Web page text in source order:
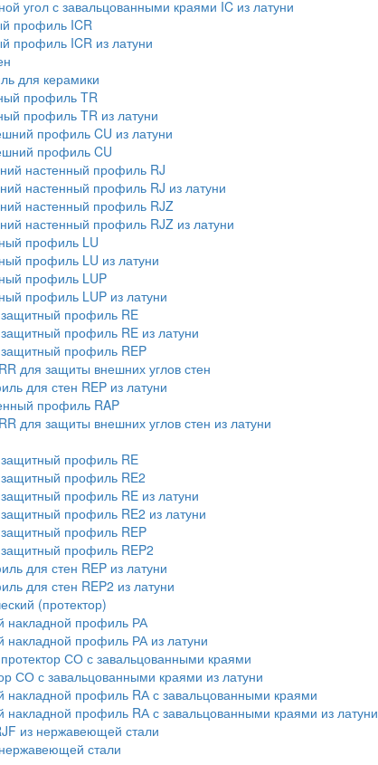
угол с завальцованными краями IC из латуни
профиль ICR
профиль ICR из латуни
для керамики
профиль TR
профиль TR из латуни
профиль CU из латуни
профиль CU
настенный профиль RJ
настенный профиль RJ из латуни
настенный профиль RJZ
настенный профиль RJZ из латуни
профиль LU
профиль LU из латуни
профиль LUP
профиль LUP из латуни
профиль RE
профиль RE из латуни
профиль REP
для защиты внешних углов стен
для стен REP из латуни
профиль RAP
для защиты внешних углов стен из латуни
профиль RE
профиль RE2
профиль RE из латуни
профиль RE2 из латуни
профиль REP
профиль REP2
для стен REP из латуни
для стен REP2 из латуни
(протектор)
накладной профиль РА
профиль РА из латуни
СО с завальцованными краями
СО с завальцованными краями из латуни
накладной профиль RА с завальцованными краями
профиль RА с завальцованными краями из латуни
из нержавеющей стали
стали